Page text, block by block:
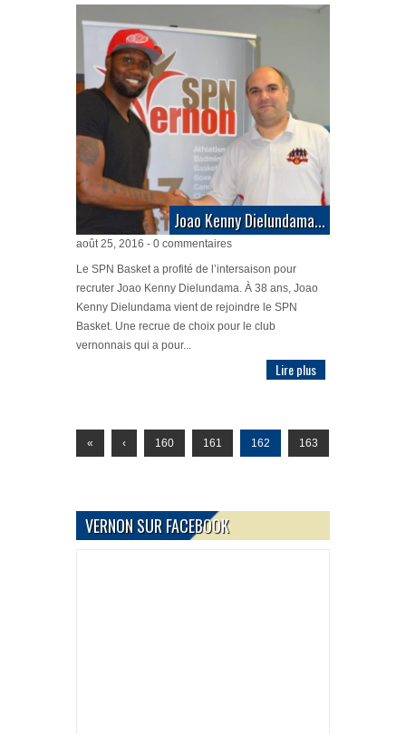
Joao Kenny Dielundama...
août 25, 2016 - 0 commentaires
Le SPN Basket a profité de l’intersaison pour
recruter Joao Kenny Dielundama. À 38 ans, Joao
Kenny Dielundama vient de rejoindre le SPN
Basket. Une recrue de choix pour le club
vernonnais qui a pour...
Lire plus
« ‹ 160 161 162 163
VERNON SUR FACEBOOK